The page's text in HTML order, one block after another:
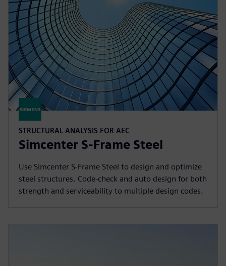
STRUCTURAL ANALYSIS FOR AEC
Simcenter S-Frame Steel
Use Simcenter S-Frame Steel to design and optimize
steel structures. Code-check and auto design for both
strength and serviceability to multiple design codes.